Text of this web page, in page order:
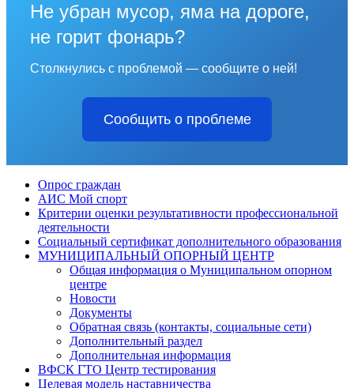
Не убран мусор, яма на дороге,
не горит фонарь?
Столкнулись с проблемой — сообщите о ней!
Сообщить о проблеме
Опрос граждан
АИС Мой спорт
Критерии оценки результативности профессиональной
деятельности
Социальный сертификат дополнительного образования
МУНИЦИПАЛЬНЫЙ ОПОРНЫЙ ЦЕНТР
Общая информация о Муниципальном опорном
центре
Новости
Документы
Обратная связь (контакты, социальные сети)
Дополнительный раздел
Дополнительная информация
ВФСК ГТО Центр тестирования
Целевая модель наставничества